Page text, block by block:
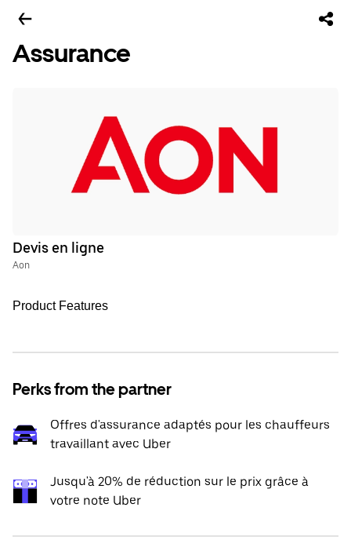
Assurance
Devis en ligne
Aon
Product Features
Perks from the partner
Offres d'assurance adaptés pour les chauffeurs
travaillant avec Uber
Jusqu'à 20% de réduction sur le prix grâce à
votre note Uber